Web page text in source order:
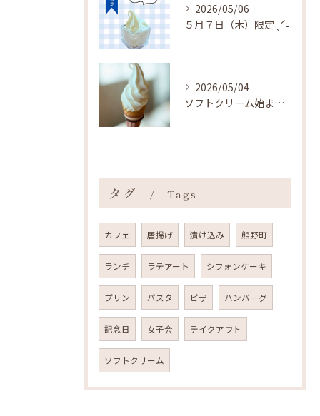
2026/05/06
５月７日（木）限定 ˎˊ˗
2026/05/04
ソフトクリーム始まりました ˎˊ˗
タグ Tags
カフェ 唐揚げ 漬け込み 熊野町
ランチ ラテアート シフォンケーキ
プリン パスタ ピザ ハンバーグ
記念日 女子会 テイクアウト
ソフトクリーム